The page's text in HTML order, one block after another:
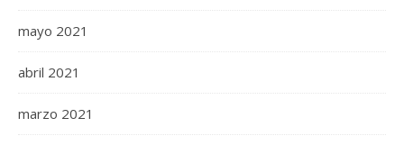
mayo 2021
abril 2021
marzo 2021